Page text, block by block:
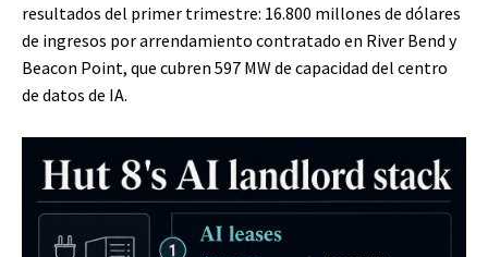
resultados del primer trimestre: 16.800 millones de dólares
de ingresos por arrendamiento contratado en River Bend y
Beacon Point, que cubren 597 MW de capacidad del centro
de datos de IA.